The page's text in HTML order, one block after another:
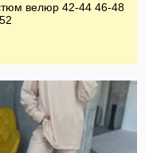
велюр 42-44 46-48